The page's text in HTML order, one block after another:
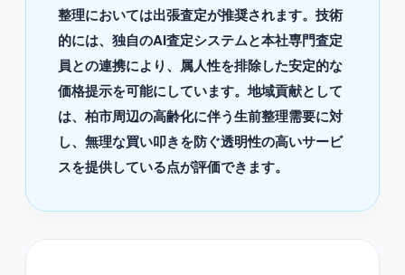
整理においては出張査定が推奨されます。技術
的には、独自のAI査定システムと本社専門査定
員との連携により、属人性を排除した安定的な
価格提示を可能にしています。地域貢献として
は、柏市周辺の高齢化に伴う生前整理需要に対
し、無理な買い叩きを防ぐ透明性の高いサービ
スを提供している点が評価できます。